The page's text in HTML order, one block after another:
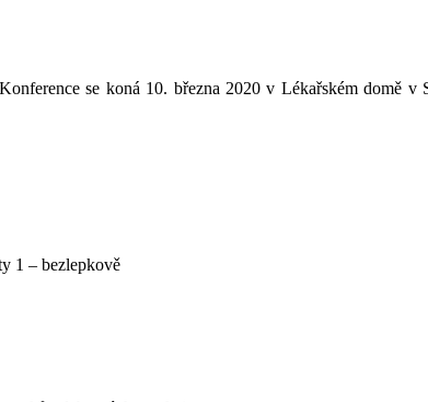
se koná 10. března 2020 v Lékařském domě v